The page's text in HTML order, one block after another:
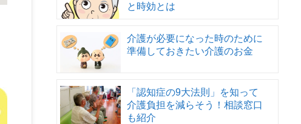
と時効とは
介護が必要になった時のために
準備しておきたい介護のお金
「認知症の9大法則」を知って
介護負担を減らそう！相談窓口
も紹介